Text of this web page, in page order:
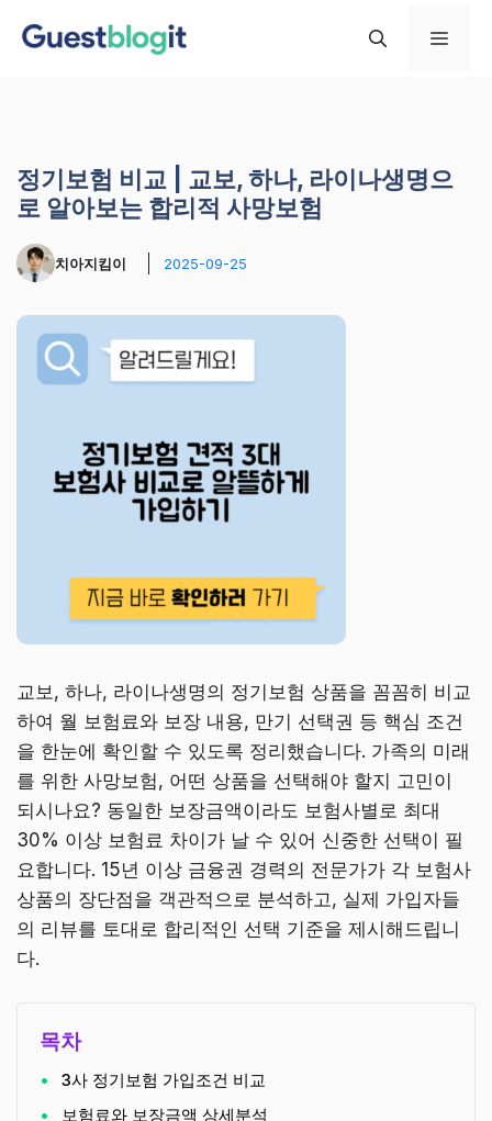
메
정기보험 비교 | 교보, 하나, 라이나생명으
로 알아보는 합리적 사망보험
치아지킴이 2025-09-25
교보, 하나, 라이나생명의 정기보험 상품을 꼼꼼히 비교
하여 월 보험료와 보장 내용, 만기 선택권 등 핵심 조건
을 한눈에 확인할 수 있도록 정리했습니다. 가족의 미래
를 위한 사망보험, 어떤 상품을 선택해야 할지 고민이
되시나요? 동일한 보장금액이라도 보험사별로 최대
30% 이상 보험료 차이가 날 수 있어 신중한 선택이 필
요합니다. 15년 이상 금융권 경력의 전문가가 각 보험사
상품의 장단점을 객관적으로 분석하고, 실제 가입자들
의 리뷰를 토대로 합리적인 선택 기준을 제시해드립니
다.
목차
3사 정기보험 가입조건 비교
보험료와 보장금액 상세분석